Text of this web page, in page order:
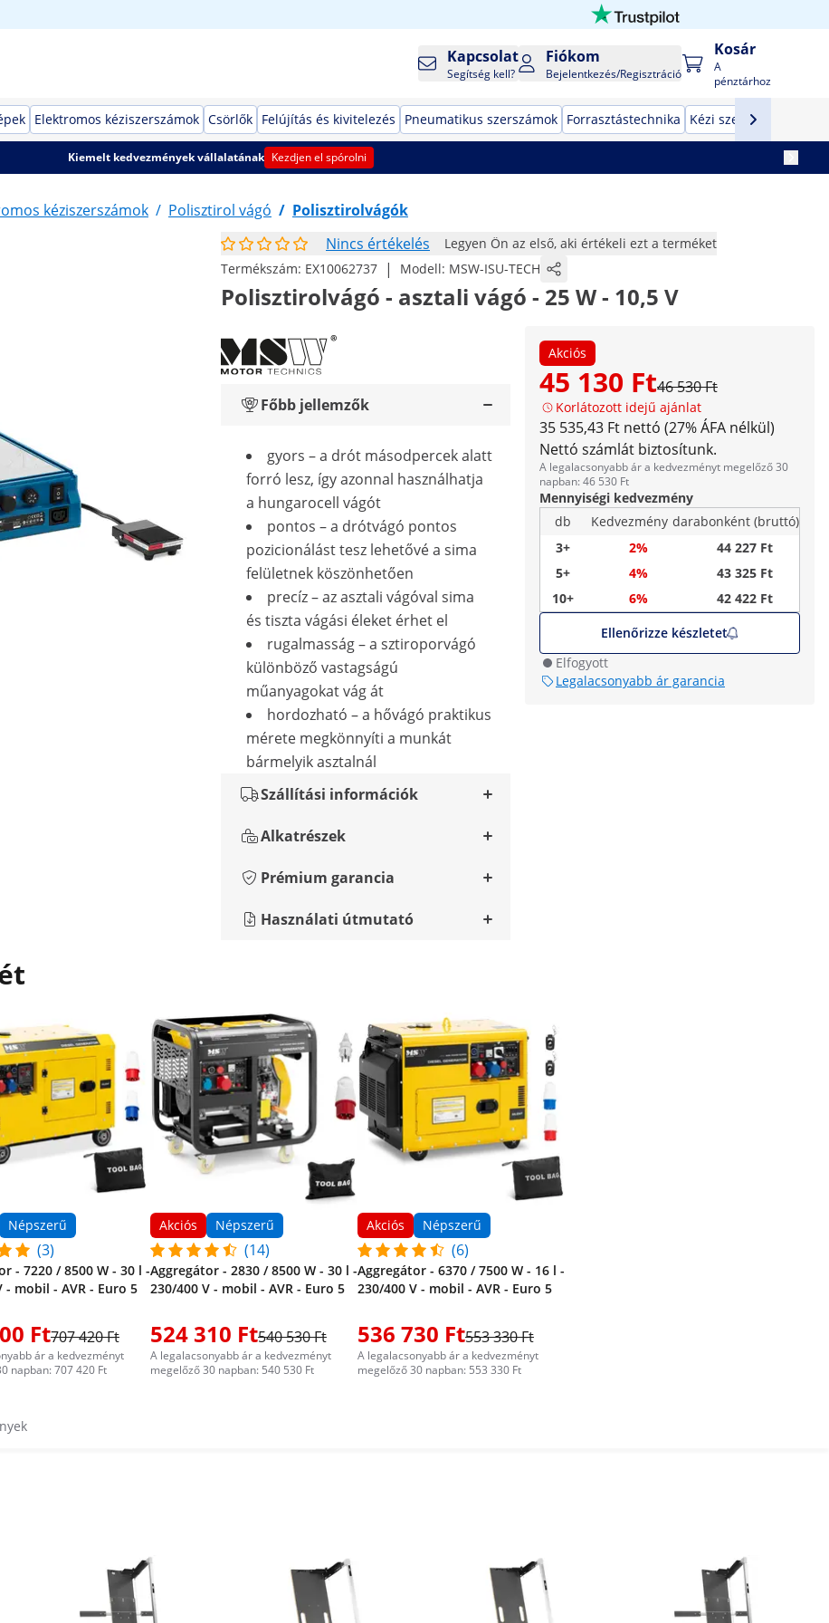
Kapcsolat
Segítség kell?
Fiókom
Bejelentkezés/Regisztráció
Kosár
A
pénztárhoz
Elektromos kéziszerszámok Csörlők Felújítás és kivitelezés Pneumatikus szerszámok Forrasztástechnika Kézi szerszámok
Kiemelt kedvezmények vállalatának Kezdjen el spórolni
kéziszerszámok / Polisztirol vágó / Polisztirolvágók
Nincs értékelés
Legyen Ön az első, aki értékeli ezt a terméket
Termékszám: EX10062737 | Modell: MSW-ISU-TECH
Polisztirolvágó - asztali vágó - 25 W - 10,5 V
Akciós
45 130 Ft46 530 Ft
Korlátozott idejű ajánlat
35 535,43 Ft nettó (27% ÁFA nélkül)
Nettó számlát biztosítunk.
A legalacsonyabb ár a kedvezményt megelőző 30
napban: 46 530 Ft
Mennyiségi kedvezmény
db
Kedvezmény darabonként (bruttó)
3+
2%
44 227 Ft
5+
4%
43 325 Ft
10+
6%
42 422 Ft
Ellenőrizze készletet
Elfogyott
Legalacsonyabb ár garancia
Főbb jellemzők
gyors – a drót másodpercek alatt
forró lesz, így azonnal használhatja
a hungarocell vágót
pontos – a drótvágó pontos
pozicionálást tesz lehetővé a sima
felületnek köszönhetően
precíz – az asztali vágóval sima
és tiszta vágási éleket érhet el
rugalmasság – a sztiroporvágó
különböző vastagságú
műanyagokat vág át
hordozható – a hővágó praktikus
mérete megkönnyíti a munkát
bármelyik asztalnál
Szállítási információk
Alkatrészek
Prémium garancia
Használati útmutató
Népszerű
(3)
- 7220 / 8500 W - 30 l -
- mobil - AVR - Euro 5
Ft707 420 Ft
ár a kedvezményt
napban: 707 420 Ft
Akciós Népszerű
(14)
Aggregátor - 2830 / 8500 W - 30 l -
230/400 V - mobil - AVR - Euro 5
524 310 Ft540 530 Ft
A legalacsonyabb ár a kedvezményt
megelőző 30 napban: 540 530 Ft
Akciós Népszerű
(6)
Aggregátor - 6370 / 7500 W - 16 l -
230/400 V - mobil - AVR - Euro 5
536 730 Ft553 330 Ft
A legalacsonyabb ár a kedvezményt
megelőző 30 napban: 553 330 Ft